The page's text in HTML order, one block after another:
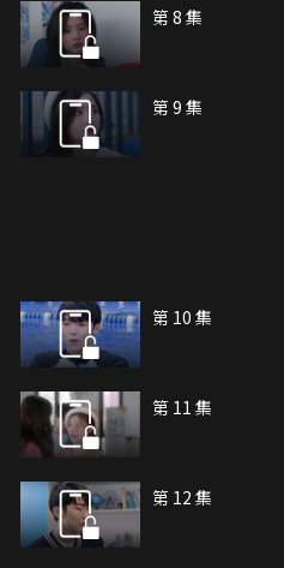
第 8 集
第 9 集
第 10 集
第 11 集
第 12 集